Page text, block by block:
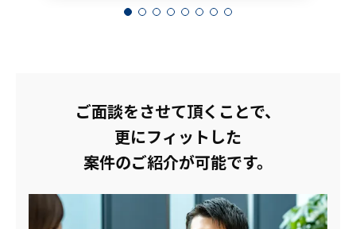
ご面談をさせて頂くことで、
更にフィットした
案件のご紹介が可能です。